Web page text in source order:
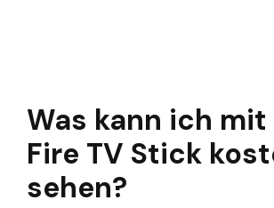
Was kann ich
Fire TV Stick
sehen?